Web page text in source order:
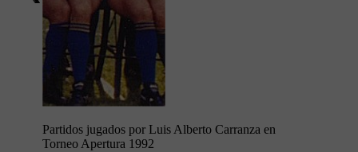
Partidos jugados por Luis Alberto Carranza en
Torneo Apertura 1992